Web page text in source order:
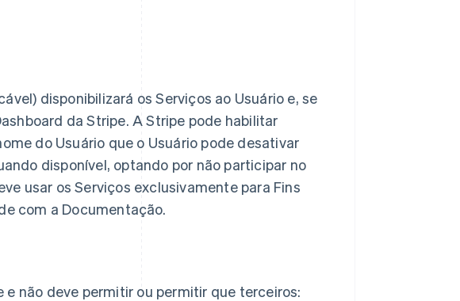
disponibilizará os Serviços ao Usuário e, se
da Stripe. A Stripe pode habilitar
do Usuário que o Usuário pode desativar
disponível, optando por não participar no
usar os Serviços exclusivamente para Fins
com a Documentação.
e não deve permitir ou permitir que terceiros: